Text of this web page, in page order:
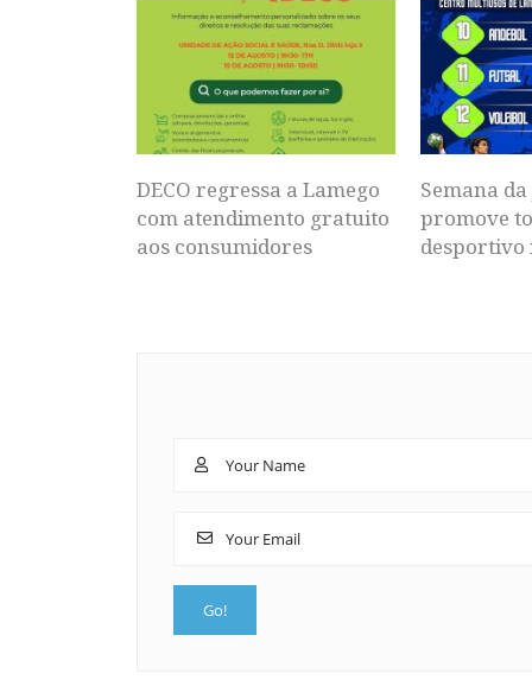
DECO regressa a Lamego
com atendimento gratuito
aos consumidores
Semana
promove